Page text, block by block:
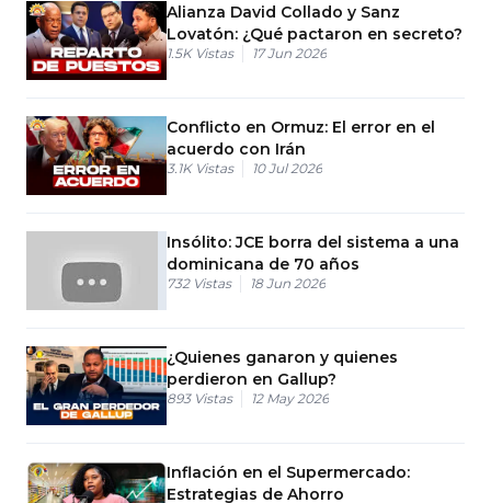
Alianza David Collado y Sanz
Lovatón: ¿Qué pactaron en secreto?
1.5K Vistas 17 Jun 2026
Conflicto en Ormuz: El error en el
acuerdo con Irán
3.1K Vistas 10 Jul 2026
Insólito: JCE borra del sistema a una
dominicana de 70 años
732 Vistas 18 Jun 2026
¿Quienes ganaron y quienes
perdieron en Gallup?
893 Vistas 12 May 2026
Inflación en el Supermercado:
Estrategias de Ahorro